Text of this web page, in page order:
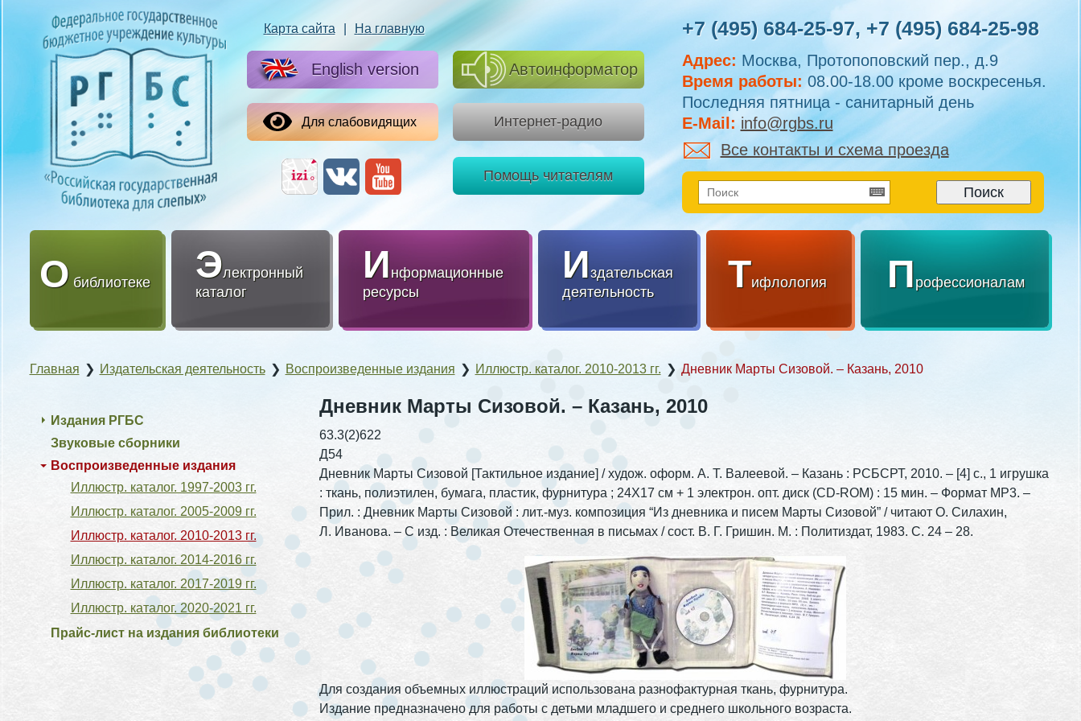
Карта сайта На главную
English version
Для слабовидящих
Автоинформатор
Интернет-радио
Помощь читателям
+7 (495) 684-25-97, +7 (495) 684-25-98
Адрес: Москва, Протопоповский пер., д.9
Время работы: 08.00-18.00 кроме воскресенья.
Последняя пятница - санитарный день
E-Mail: info@rgbs.ru
Все контакты и схема проезда
О библиотеке Электронный
каталог
Информационные
ресурсы
Издательская
деятельность
Тифлология Профессионалам
Главная ❯ Издательская деятельность ❯ Воспроизведенные издания ❯ Иллюстр. каталог. 2010-2013 гг. ❯ Дневник Марты Сизовой. – Казань, 2010
Дневник Марты Сизовой. – Казань, 2010
63.3(2)622
Д54
Дневник Марты Сизовой [Тактильное издание] / худож. оформ. А. Т. Валеевой. – Казань : РСБСРТ, 2010. – [4] с., 1 игрушка
: ткань, полиэтилен, бумага, пластик, фурнитура ; 24Х17 см + 1 электрон. опт. диск (CD-ROM) : 15 мин. – Формат MP3. –
Прил. : Дневник Марты Сизовой : лит.-муз. композиция “Из дневника и писем Марты Сизовой” / читают О. Силахин,
Л. Иванова. – С изд. : Великая Отечественная в письмах / сост. В. Г. Гришин. М. : Политиздат, 1983. С. 24 – 28.
Для создания объемных иллюстраций использована разнофактурная ткань, фурнитура.
Издание предназначено для работы с детьми младшего и среднего школьного возраста.
Издания РГБС
Звуковые сборники
Воспроизведенные издания
Иллюстр. каталог. 1997-2003 гг.
Иллюстр. каталог. 2005-2009 гг.
Иллюстр. каталог. 2010-2013 гг.
Иллюстр. каталог. 2014-2016 гг.
Иллюстр. каталог. 2017-2019 гг.
Иллюстр. каталог. 2020-2021 гг.
Прайс-лист на издания библиотеки